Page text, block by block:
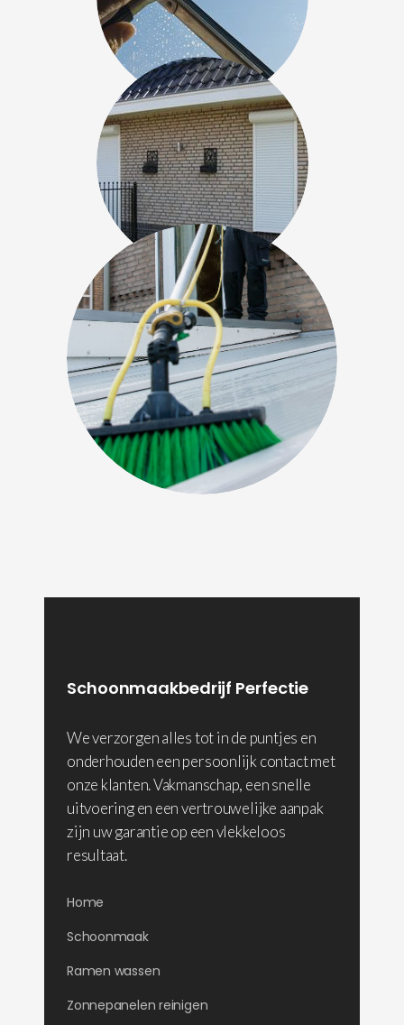
Schoonmaakbedrijf Perfectie
We verzorgen alles tot in de puntjes en
onderhouden een persoonlijk contact met
onze klanten. Vakmanschap, een snelle
uitvoering en een vertrouwelijke aanpak
zijn uw garantie op een vlekkeloos
resultaat.
Home
Schoonmaak
Ramen wassen
Zonnepanelen reinigen